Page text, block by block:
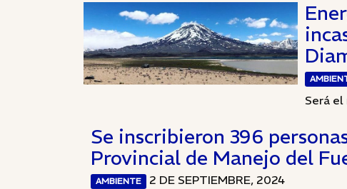
Será el
Se inscribieron 396
Provincial de Manejo del
AMBIENTE
2 DE SEPTIEMBRE, 2024